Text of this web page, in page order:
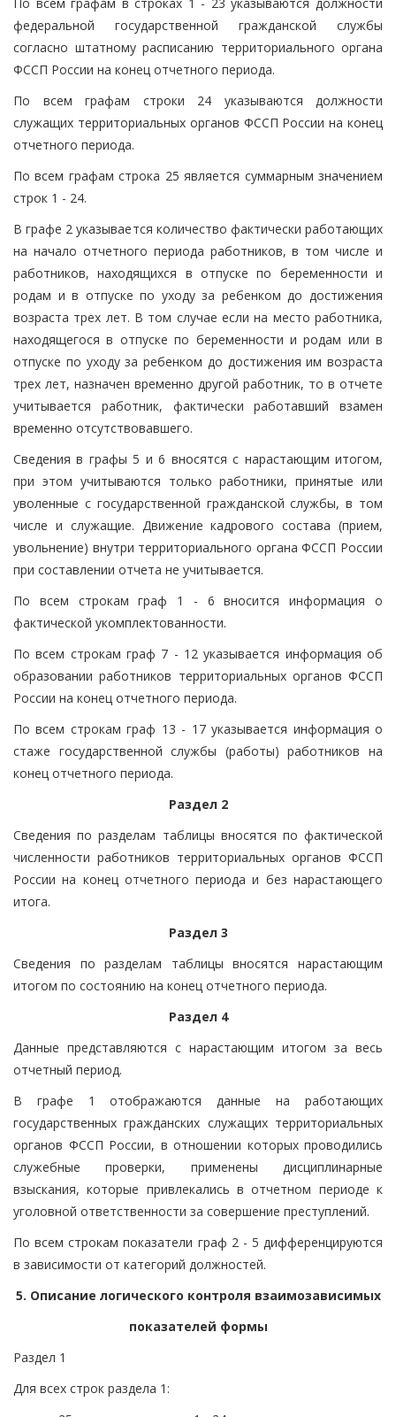
федеральной государственной гражданской службы
согласно штатному расписанию территориального органа
ФССП России на конец отчетного периода.
По всем графам строки 24 указываются должности
служащих территориальных органов ФССП России на конец
отчетного периода.
По всем графам строка 25 является суммарным значением
строк 1 - 24.
В графе 2 указывается количество фактически работающих
на начало отчетного периода работников, в том числе и
работников, находящихся в отпуске по беременности и
родам и в отпуске по уходу за ребенком до достижения
возраста трех лет. В том случае если на место работника,
находящегося в отпуске по беременности и родам или в
отпуске по уходу за ребенком до достижения им возраста
трех лет, назначен временно другой работник, то в отчете
учитывается работник, фактически работавший взамен
временно отсутствовавшего.
Сведения в графы 5 и 6 вносятся с нарастающим итогом,
при этом учитываются только работники, принятые или
уволенные с государственной гражданской службы, в том
числе и служащие. Движение кадрового состава (прием,
увольнение) внутри территориального органа ФССП России
при составлении отчета не учитывается.
По всем строкам граф 1 - 6 вносится информация о
фактической укомплектованности.
По всем строкам граф 7 - 12 указывается информация об
образовании работников территориальных органов ФССП
России на конец отчетного периода.
По всем строкам граф 13 - 17 указывается информация о
стаже государственной службы (работы) работников на
конец отчетного периода.
Раздел 2
Сведения по разделам таблицы вносятся по фактической
численности работников территориальных органов ФССП
России на конец отчетного периода и без нарастающего
итога.
Раздел 3
Сведения по разделам таблицы вносятся нарастающим
итогом по состоянию на конец отчетного периода.
Раздел 4
Данные представляются с нарастающим итогом за весь
отчетный период.
В графе 1 отображаются данные на работающих
государственных гражданских служащих территориальных
органов ФССП России, в отношении которых проводились
служебные проверки, применены дисциплинарные
взыскания, которые привлекались в отчетном периоде к
уголовной ответственности за совершение преступлений.
По всем строкам показатели граф 2 - 5 дифференцируются
в зависимости от категорий должностей.
5. Описание логического контроля взаимозависимых
показателей формы
Раздел 1
Для всех строк раздела 1: